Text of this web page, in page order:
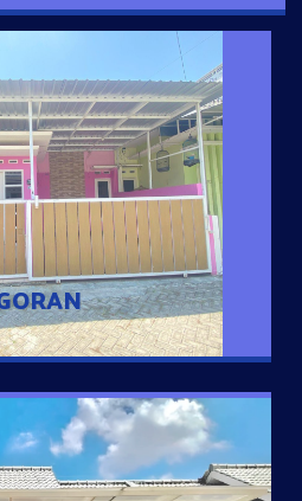
dengan Konsep Rumah Pintar
mengakses rumahnya